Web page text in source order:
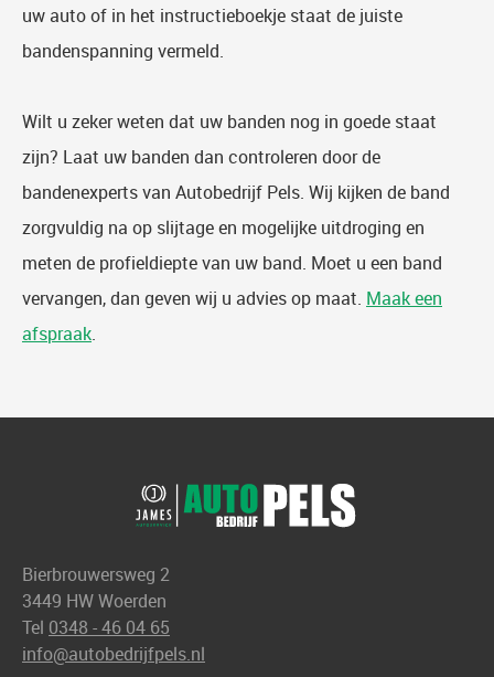
uw auto of in het instructieboekje staat de juiste
bandenspanning vermeld.
Wilt u zeker weten dat uw banden nog in goede staat
zijn? Laat uw banden dan controleren door de
bandenexperts van Autobedrijf Pels. Wij kijken de band
zorgvuldig na op slijtage en mogelijke uitdroging en
meten de profieldiepte van uw band. Moet u een band
vervangen, dan geven wij u advies op maat. Maak een
afspraak.
Bierbrouwersweg 2
3449 HW Woerden
Tel 0348 - 46 04 65
info@autobedrijfpels.nl